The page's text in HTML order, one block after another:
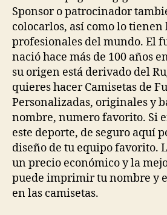
Sponsor o patrocinador
colocarlos, así como lo tienen
profesionales del mundo. El
nació hace más de 100 años
su origen está derivado del
quieres hacer Camisetas de
Personalizadas, originales y
nombre, numero favorito. Si
este deporte, de seguro aquí
diseño de tu equipo favorito.
un precio económico y la
puede imprimir tu nombre y
en las camisetas.